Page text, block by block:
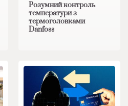
Розумний контроль
температури з
термоголовками
Danfoss